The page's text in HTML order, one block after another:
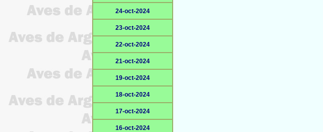
24-oct-2024
23-oct-2024
22-oct-2024
21-oct-2024
19-oct-2024
18-oct-2024
17-oct-2024
16-oct-2024